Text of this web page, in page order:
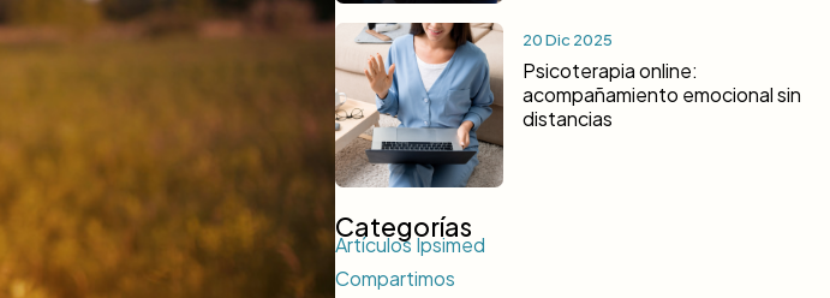
20 Dic 2025
Psicoterapia online:
acompañamiento emocional sin
distancias
Categorías
Artículos Ipsimed
Compartimos